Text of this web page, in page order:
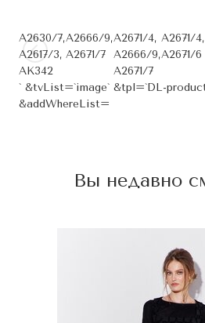
A2630/7,
A2617/3,
AK342
А2666/9,
A2671/7
A2671/4,
A2666/9,
A2671/7
A2671/4,
A2671/6
` &tvList=`image` &tpl=`DL-
&addWhereList=
Вы недавно